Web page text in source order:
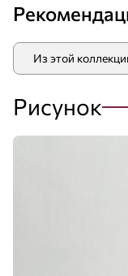
Из этой
Рисунок